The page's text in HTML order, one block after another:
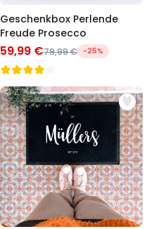
Geschenkbox Perlende
Freude Prosecco
59,99 €79,99 € -25%